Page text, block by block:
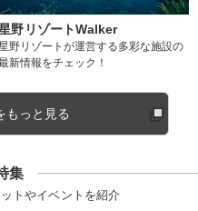
野リゾートWalker
野リゾートが運営する多彩な施設の
新情報をチェック！
もっと見る
集
トやイベントを紹介